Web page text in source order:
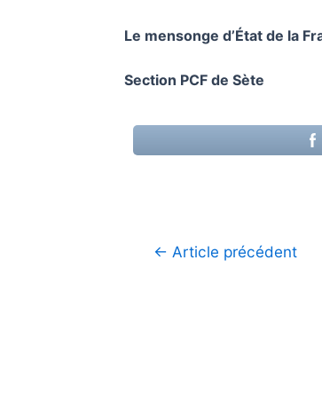
Le mensonge d’État de la
Section PCF de Sète
Navigation
← Article précédent